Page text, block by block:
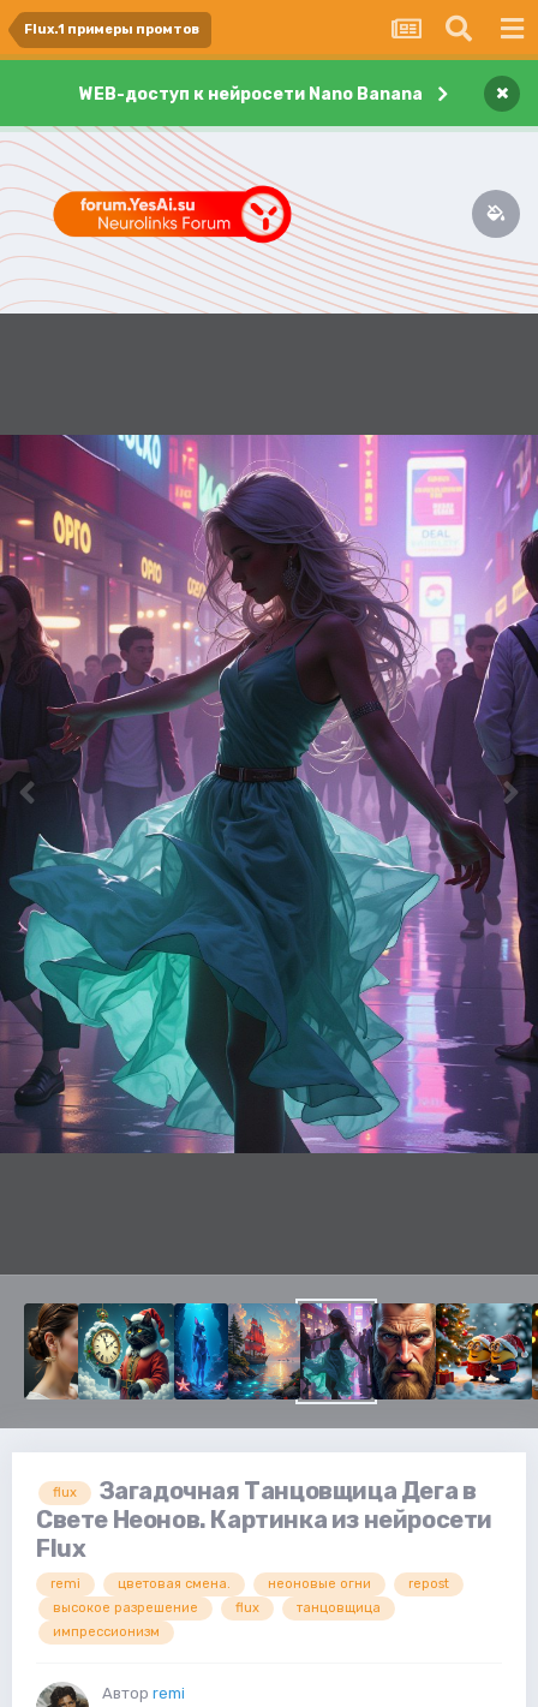
Flux.1 примеры промтов
WEB-доступ к нейросети Nano Banana ×
flux
Загадочная Танцовщица Дега в
Свете Неонов. Картинка из нейросети
Flux
remi цветовая смена. неоновые огни
repost
высокое разрешение
flux
танцовщица
импрессионизм
Автор remi